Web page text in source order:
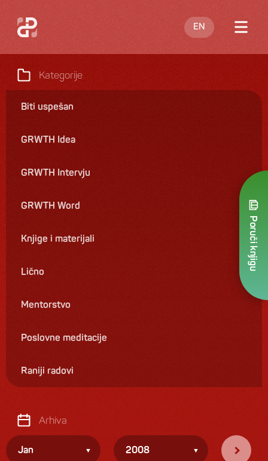
EN
O meni
Nastupi
Knjige
Ponuda
Kontakt
Poruči knjigu
Kategorije
Biti uspešan
GRWTH Idea
GRWTH Intervju
GRWTH Word
Knjige i materijali
Lično
Mentorstvo
Poslovne meditacije
Raniji radovi
Arhiva
Jan 2008